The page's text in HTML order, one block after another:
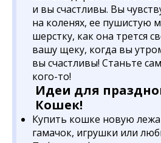
и вы счастливы. Вы
на коленях, ее пушистую
шерстку, как она трется
вашу щеку, когда вы
вы счастливы! Станьте
кого-то!
Идеи для
Кошек!
Купить кошке новую
гамачок, игрушки или